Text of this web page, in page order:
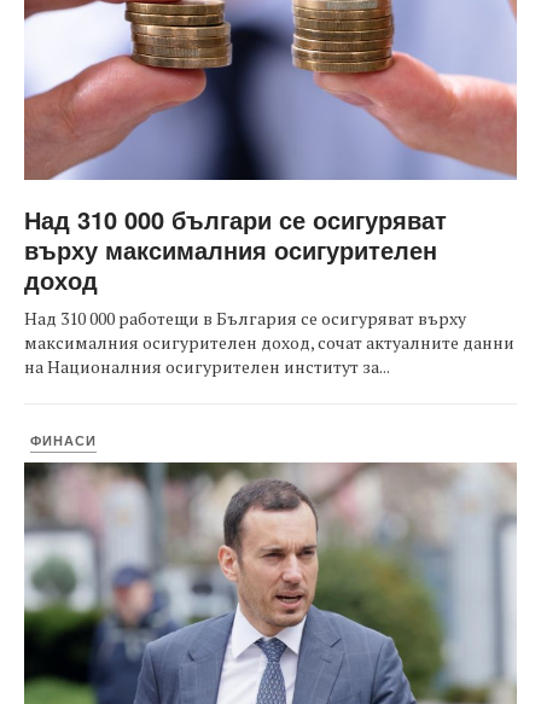
Над 310 000 българи се осигуряват
върху максималния осигурителен
доход
Над 310 000 работещи в България се осигуряват върху
максималния осигурителен доход, сочат актуалните данни
на Националния осигурителен институт за...
ФИНАСИ